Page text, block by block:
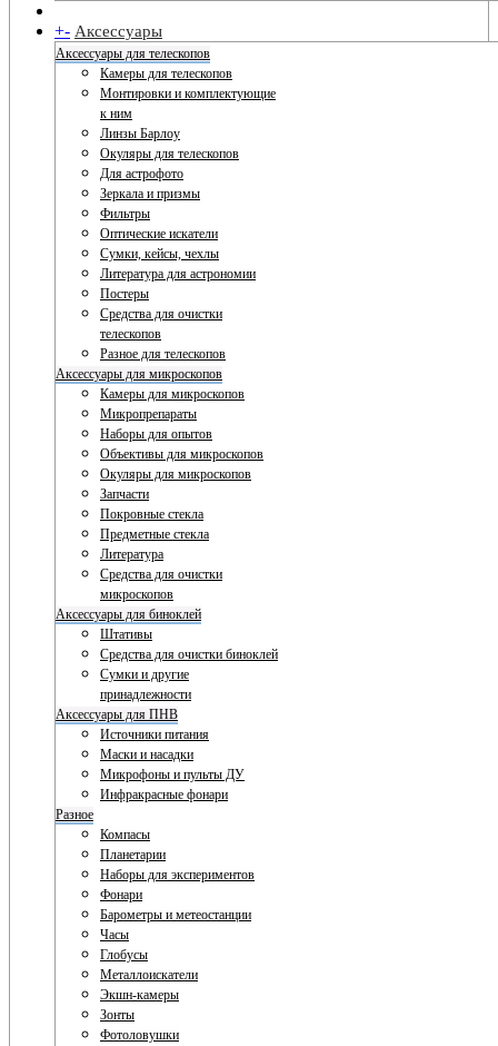
+- Аксессуары
Аксессуары для телескопов
Камеры для телескопов
Монтировки и комплектующие
к ним
Линзы Барлоу
Окуляры для телескопов
Для астрофото
Зеркала и призмы
Фильтры
Оптические искатели
Сумки, кейсы, чехлы
Литература для астрономии
Постеры
Средства для очистки
телескопов
Разное для телескопов
Аксессуары для микроскопов
Камеры для микроскопов
Микропрепараты
Наборы для опытов
Объективы для микроскопов
Окуляры для микроскопов
Запчасти
Покровные стекла
Предметные стекла
Литература
Средства для очистки
микроскопов
Аксессуары для биноклей
Штативы
Средства для очистки биноклей
Сумки и другие
принадлежности
Аксессуары для ПНВ
Источники питания
Маски и насадки
Микрофоны и пульты ДУ
Инфракрасные фонари
Разное
Компасы
Планетарии
Наборы для экспериментов
Фонари
Барометры и метеостанции
Часы
Глобусы
Металлоискатели
Экшн-камеры
Зонты
Фотоловушки